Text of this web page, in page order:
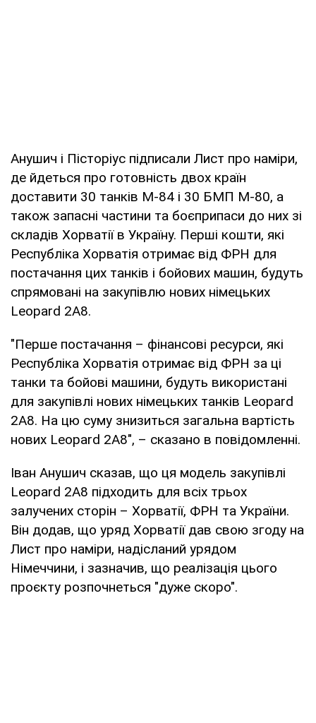
Анушич і Пісторіус підписали Лист про наміри,
де йдеться про готовність двох країн
доставити 30 танків М-84 і 30 БМП М-80, а
також запасні частини та боєприпаси до них зі
складів Хорватії в Україну. Перші кошти, які
Республіка Хорватія отримає від ФРН для
постачання цих танків і бойових машин, будуть
спрямовані на закупівлю нових німецьких
Leopard 2A8.
"Перше постачання – фінансові ресурси, які
Республіка Хорватія отримає від ФРН за ці
танки та бойові машини, будуть використані
для закупівлі нових німецьких танків Leopard
2A8. На цю суму знизиться загальна вартість
нових Leopard 2A8", – сказано в повідомленні.
Іван Анушич сказав, що ця модель закупівлі
Leopard 2A8 підходить для всіх трьох
залучених сторін – Хорватії, ФРН та України.
Він додав, що уряд Хорватії дав свою згоду на
Лист про наміри, надісланий урядом
Німеччини, і зазначив, що реалізація цього
проєкту розпочнеться "дуже скоро".